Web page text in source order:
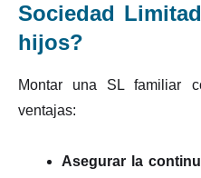
Sociedad
hijos?
Montar una SL familiar
ventajas:
Asegurar la